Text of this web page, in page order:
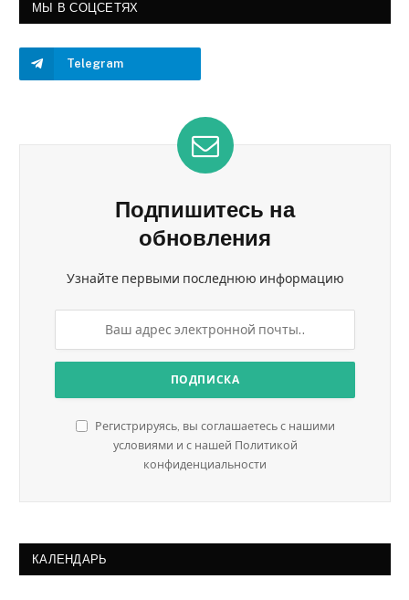
МЫ В СОЦСЕТЯХ
Telegram
Подпишитесь на
обновления
Узнайте первыми последнюю информацию
Регистрируясь, вы соглашаетесь с нашими
условиями и с нашей Политикой
конфиденциальности
КАЛЕНДАРЬ